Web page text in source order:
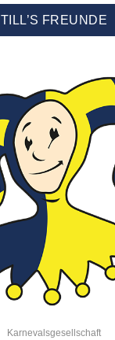
TILL’S FREUNDE
Karnevalsgesellschaft